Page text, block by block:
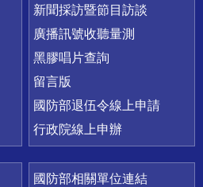
新聞採訪暨節目訪談
廣播訊號收聽量測
黑膠唱片查詢
留言版
國防部退伍令線上申請
行政院線上申辦
國防部相關單位連結